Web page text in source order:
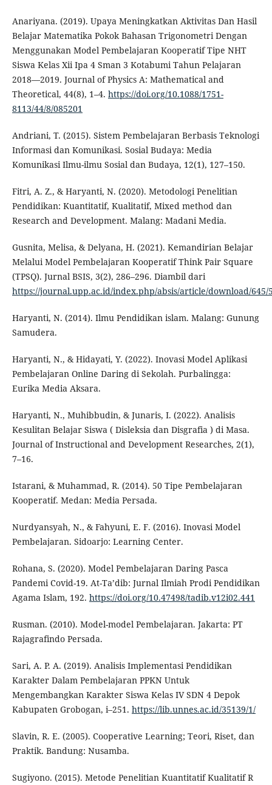
Anariyana. (2019). Upaya Meningkatkan Aktivitas Dan Hasil
Belajar Matematika Pokok Bahasan Trigonometri Dengan
Menggunakan Model Pembelajaran Kooperatif Tipe NHT
Siswa Kelas Xii Ipa 4 Sman 3 Kotabumi Tahun Pelajaran
2018—2019. Journal of Physics A: Mathematical and
Theoretical, 44(8), 1–4. https://doi.org/10.1088/1751-
8113/44/8/085201
Andriani, T. (2015). Sistem Pembelajaran Berbasis Teknologi
Informasi dan Komunikasi. Sosial Budaya: Media
Komunikasi Ilmu-ilmu Sosial dan Budaya, 12(1), 127–150.
Fitri, A. Z., & Haryanti, N. (2020). Metodologi Penelitian
Pendidikan: Kuantitatif, Kualitatif, Mixed method dan
Research and Development. Malang: Madani Media.
Gusnita, Melisa, & Delyana, H. (2021). Kemandirian Belajar
Melalui Model Pembelajaran Kooperatif Think Pair Square
(TPSQ). Jurnal BSIS, 3(2), 286–296. Diambil dari
https://journal.upp.ac.id/index.php/absis/article/download/645/
Haryanti, N. (2014). Ilmu Pendidikan islam. Malang: Gunung
Samudera.
Haryanti, N., & Hidayati, Y. (2022). Inovasi Model Aplikasi
Pembelajaran Online Daring di Sekolah. Purbalingga:
Eurika Media Aksara.
Haryanti, N., Muhibbudin, & Junaris, I. (2022). Analisis
Kesulitan Belajar Siswa ( Disleksia dan Disgrafia ) di Masa.
Journal of Instructional and Development Researches, 2(1),
7–16.
Istarani, & Muhammad, R. (2014). 50 Tipe Pembelajaran
Kooperatif. Medan: Media Persada.
Nurdyansyah, N., & Fahyuni, E. F. (2016). Inovasi Model
Pembelajaran. Sidoarjo: Learning Center.
Rohana, S. (2020). Model Pembelajaran Daring Pasca
Pandemi Covid-19. At-Ta’dib: Jurnal Ilmiah Prodi Pendidikan
Agama Islam, 192. https://doi.org/10.47498/tadib.v12i02.441
Rusman. (2010). Model-model Pembelajaran. Jakarta: PT
Rajagrafindo Persada.
Sari, A. P. A. (2019). Analisis Implementasi Pendidikan
Karakter Dalam Pembelajaran PPKN Untuk
Mengembangkan Karakter Siswa Kelas IV SDN 4 Depok
Kabupaten Grobogan, i–251. https://lib.unnes.ac.id/35139/1/
Slavin, R. E. (2005). Cooperative Learning; Teori, Riset, dan
Praktik. Bandung: Nusamba.
Sugiyono. (2015). Metode Penelitian Kuantitatif Kualitatif R